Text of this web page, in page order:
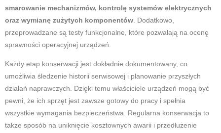
smarowanie mechanizmów, kontrolę systemów elektrycznych
oraz wymianę zużytych komponentów . Dodatkowo,
przeprowadzane są testy funkcjonalne, które pozwalają na ocenę
sprawności operacyjnej urządzeń.
Każdy etap konserwacji jest dokładnie dokumentowany, co
umożliwia śledzenie historii serwisowej i planowanie przyszłych
działań naprawczych. Dzięki temu właściciele urządzeń mogą być
pewni, że ich sprzęt jest zawsze gotowy do pracy i spełnia
wszystkie wymagania bezpieczeństwa. Regularna konserwacja to
także sposób na uniknięcie kosztownych awarii i przedłużenie